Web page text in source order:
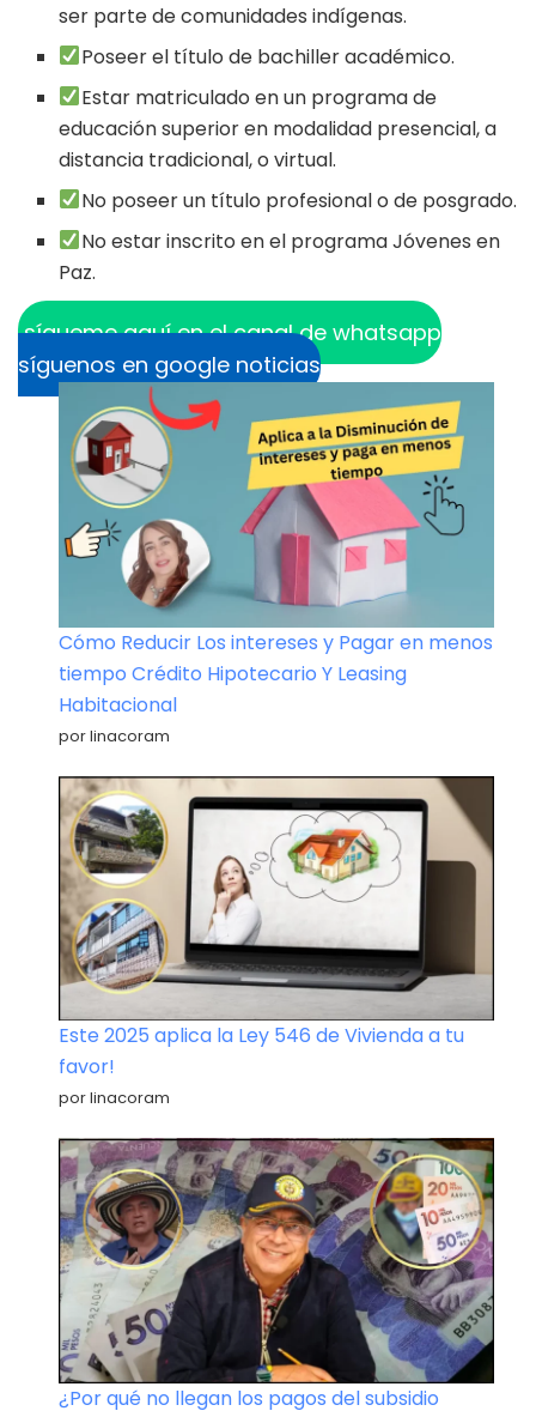
ser parte de comunidades indígenas.
Poseer el título de bachiller académico.
Estar matriculado en un programa de
educación superior en modalidad presencial, a
distancia tradicional, o virtual.
No poseer un título profesional o de posgrado.
No estar inscrito en el programa Jóvenes en
Paz.
sígueme aquí en el canal de whatsapp
síguenos en google noticias
Cómo Reducir Los intereses y Pagar en menos
tiempo Crédito Hipotecario Y Leasing
Habitacional
por linacoram
Este 2025 aplica la Ley 546 de Vivienda a tu
favor!
por linacoram
¿Por qué no llegan los pagos del subsidio